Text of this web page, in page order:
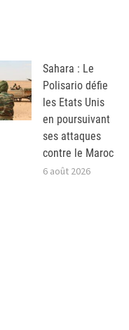
Sahara : Le
Polisario défie
les Etats Unis
en poursuivant
ses attaques
contre le Maroc
6 août 2026